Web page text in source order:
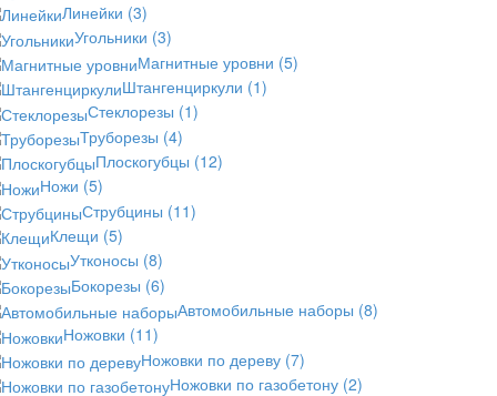
Линейки (3)
Угольники (3)
Магнитные уровни (5)
Штангенциркули (1)
Стеклорезы (1)
Труборезы (4)
Плоскогубцы (12)
Ножи (5)
Струбцины (11)
Клещи (5)
Утконосы (8)
Бокорезы (6)
Автомобильные наборы (8)
Ножовки (11)
Ножовки по дереву (7)
Ножовки по газобетону (2)